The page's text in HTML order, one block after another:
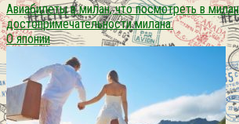
Авиабилеты в милан, что посмотреть в
достопримечательности милана.
О японии